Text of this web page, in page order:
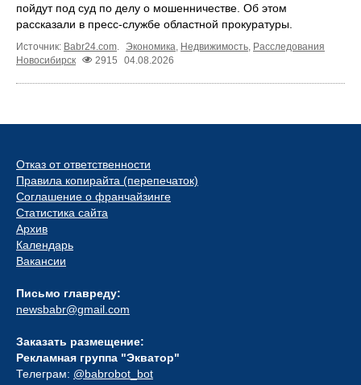
пойдут под суд по делу о мошенничестве. Об этом
рассказали в пресс-службе областной прокуратуры.
Источник: Babr24.com. Экономика, Недвижимость, Расследования
Новосибирск
2915 04.08.2026
Отказ от ответственности
Правила копирайта (перепечаток)
Соглашение о франчайзинге
Статистика сайта
Архив
Календарь
Вакансии
Письмо главреду:
newsbabr@gmail.com
Заказать размещение:
Рекламная группа "Экватор"
Телеграм: @babrobot_bot